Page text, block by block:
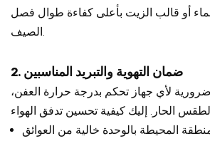
أو قالب الزيت بأعلى كفاءة طوال فصل
2. ضمان التهوية والتبريد المناسبين
ضرورية لأي جهاز تحكم بدرجة حرارة العفن،